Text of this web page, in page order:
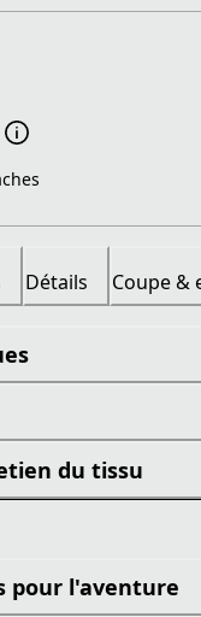
Détails Coupe &
du tissu
pour l'aventure